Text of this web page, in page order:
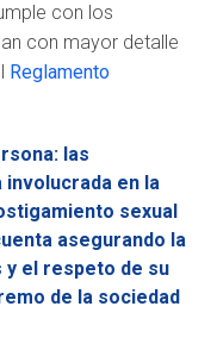
con los
con mayor detalle
Reglamento
las
en la
sexual
asegurando la
el respeto de su
de la sociedad